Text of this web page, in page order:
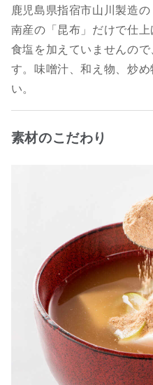
鹿児島県指宿市山川製造
南産の「昆布」だけで仕上
食塩を加えていませんの
す。味噌汁、和え物、炒
い。
素材のこだわり